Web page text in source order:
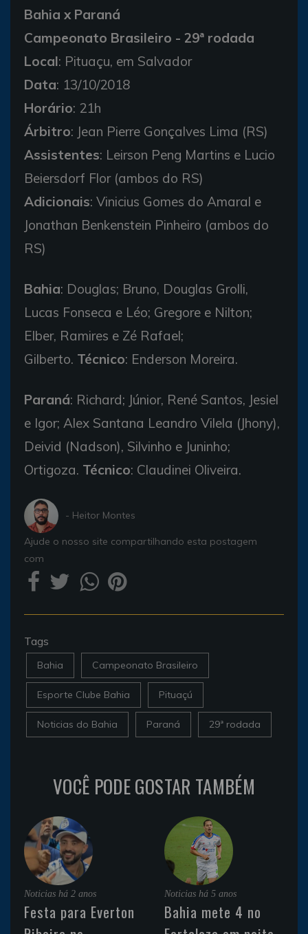
Bahia x Paraná
Campeonato Brasileiro - 29ª rodada
Local: Pituaçu, em Salvador
Data: 13/10/2018
Horário: 21h
Árbitro: Jean Pierre Gonçalves Lima (RS)
Assistentes: Leirson Peng Martins e Lucio
Beiersdorf Flor (ambos do RS)
Adicionais: Vinicius Gomes do Amaral e
Jonathan Benkenstein Pinheiro (ambos do
RS)
Bahia: Douglas; Bruno, Douglas Grolli,
Lucas Fonseca e Léo; Gregore e Nilton;
Elber, Ramires e Zé Rafael;
Gilberto. Técnico: Enderson Moreira.
Paraná: Richard; Júnior, René Santos, Jesiel
e Igor; Alex Santana Leandro Vilela (Jhony),
Deivid (Nadson), Silvinho e Juninho;
Ortigoza. Técnico: Claudinei Oliveira.
- Heitor Montes
Ajude o nosso site compartilhando esta postagem
com
Tags
Bahia Campeonato Brasileiro
Esporte Clube Bahia Pituaçú
Noticias do Bahia Paraná 29ª rodada
VOCÊ PODE GOSTAR TAMBÉM
Noticias há 2 anos
Festa para Everton
Noticias há 5 anos
Bahia mete 4 no